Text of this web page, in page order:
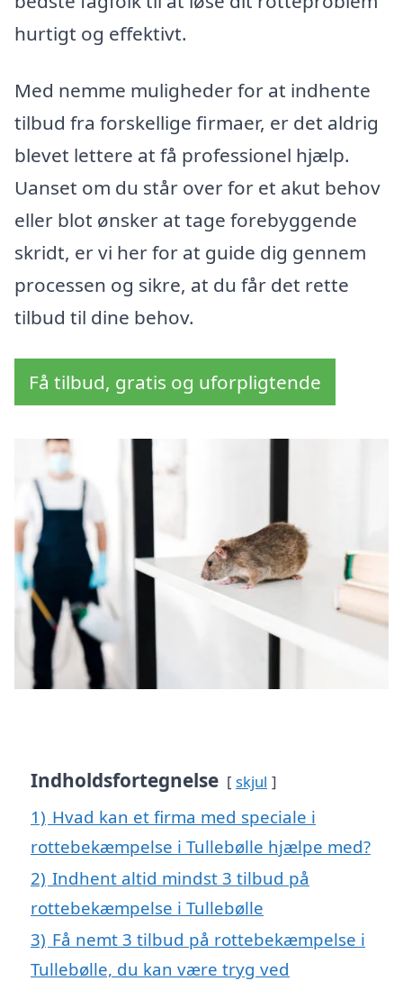
hurtigt og effektivt.
Med nemme muligheder for at indhente
tilbud fra forskellige firmaer, er det aldrig
blevet lettere at få professionel hjælp.
Uanset om du står over for et akut behov
eller blot ønsker at tage forebyggende
skridt, er vi her for at guide dig gennem
processen og sikre, at du får det rette
tilbud til dine behov.
Få tilbud, gratis og uforpligtende
Indholdsfortegnelse skjul
1) Hvad kan et firma med speciale i
rottebekæmpelse i Tullebølle hjælpe med?
2) Indhent altid mindst 3 tilbud på
rottebekæmpelse i Tullebølle
3) Få nemt 3 tilbud på rottebekæmpelse i
Tullebølle, du kan være tryg ved